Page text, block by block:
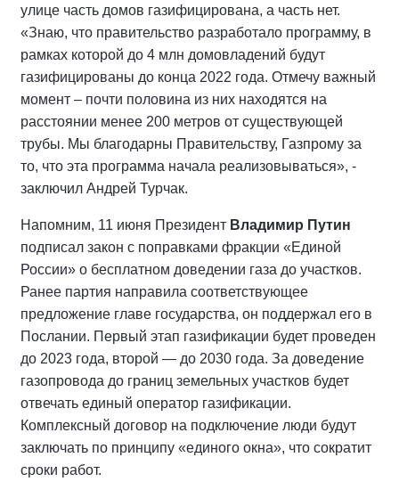
улице часть домов газифицирована, а часть нет.
«Знаю, что правительство разработало программу, в
рамках которой до 4 млн домовладений будут
газифицированы до конца 2022 года. Отмечу важный
момент – почти половина из них находятся на
расстоянии менее 200 метров от существующей
трубы. Мы благодарны Правительству, Газпрому за
то, что эта программа начала реализовываться», -
заключил Андрей Турчак.
Напомним, 11 июня Президент Владимир Путин
подписал закон с поправками фракции «Единой
России» о бесплатном доведении газа до участков.
Ранее партия направила соответствующее
предложение главе государства, он поддержал его в
Послании. Первый этап газификации будет проведен
до 2023 года, второй — до 2030 года. За доведение
газопровода до границ земельных участков будет
отвечать единый оператор газификации.
Комплексный договор на подключение люди будут
заключать по принципу «единого окна», что сократит
сроки работ.